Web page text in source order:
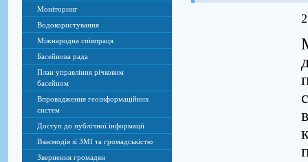
Моніторинг
Водокористування
Міжнародна співпраця
Басейнова рада
План управління річковим
басейном
Впровадження геоінформаційних
систем
Доступ до публічної інформації
Взаємодія зі ЗМІ та громадськістю
Звернення громадян